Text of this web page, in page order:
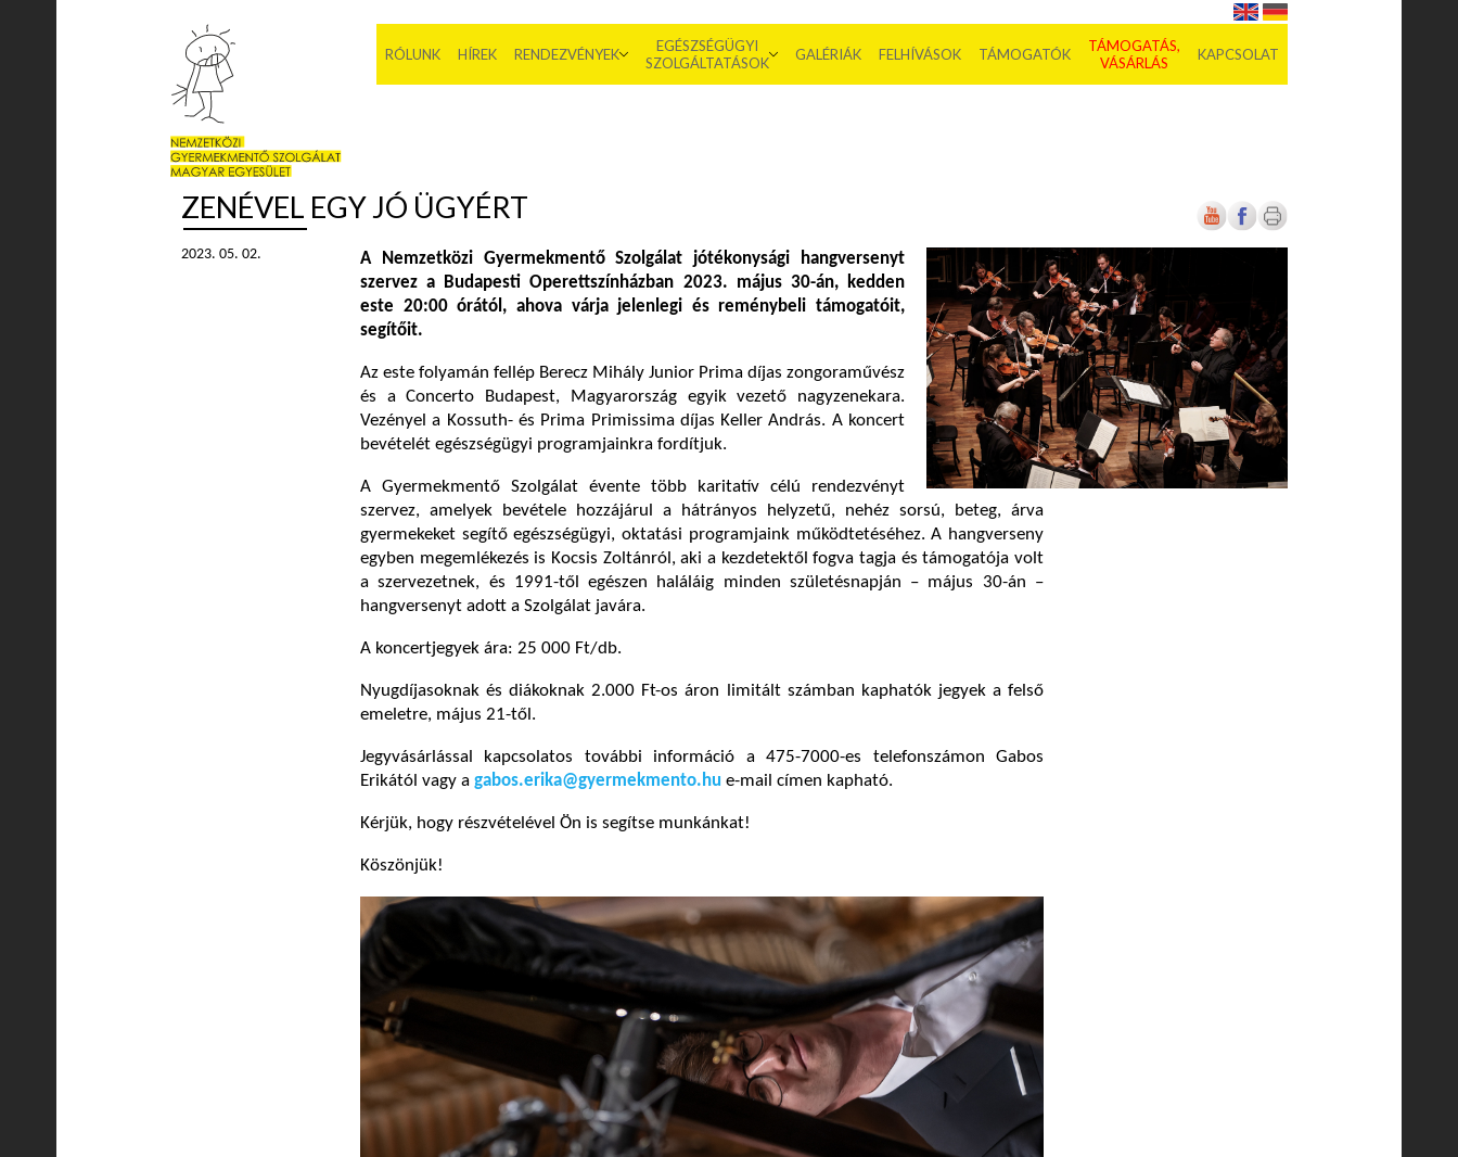
RÓLUNK HÍREK RENDEZVÉNYEK
EGÉSZSÉGÜGYI
SZOLGÁLTATÁSOK
GALÉRIÁK FELHÍVÁSOK TÁMOGATÓK
TÁMOGATÁS,
VÁSÁRLÁS
KAPCSOLAT
ZENÉVEL EGY JÓ ÜGYÉRT
2023. 05. 02.
A Nemzetközi Gyermekmentő Szolgálat jótékonysági hangversenyt
szervez a Budapesti Operettszínházban 2023. május 30-án, kedden
este 20:00 órától, ahova várja jelenlegi és reménybeli támogatóit,
segítőit.
Az este folyamán fellép Berecz Mihály Junior Prima díjas zongoraművész
és a Concerto Budapest, Magyarország egyik vezető nagyzenekara.
Vezényel a Kossuth- és Prima Primissima díjas Keller András. A koncert
bevételét egészségügyi programjainkra fordítjuk.
A Gyermekmentő Szolgálat évente több karitatív célú rendezvényt
szervez, amelyek bevétele hozzájárul a hátrányos helyzetű, nehéz sorsú, beteg, árva
gyermekeket segítő egészségügyi, oktatási programjaink működtetéséhez. A hangverseny
egyben megemlékezés is Kocsis Zoltánról, aki a kezdetektől fogva tagja és támogatója volt
a szervezetnek, és 1991-től egészen haláláig minden születésnapján – május 30-án –
hangversenyt adott a Szolgálat javára.
A koncertjegyek ára: 25 000 Ft/db.
Nyugdíjasoknak és diákoknak 2.000 Ft-os áron limitált számban kaphatók jegyek a felső
emeletre, május 21-től.
Jegyvásárlással kapcsolatos további információ a 475-7000-es telefonszámon Gabos
Erikától vagy a gabos.erika@gyermekmento.hu e-mail címen kapható.
Kérjük, hogy részvételével Ön is segítse munkánkat!
Köszönjük!